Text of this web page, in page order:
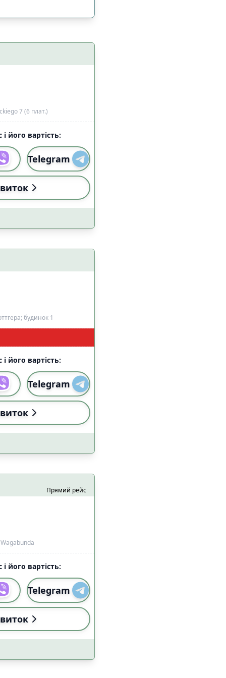
(18:00-22:59) 3
(18:00-22:59) 3
0
0
0
8
7
Застосувати
7 (6 плат.)
його вартість:
Telegram
будинок 1
його вартість:
Telegram
Прямий рейс
його вартість:
Telegram